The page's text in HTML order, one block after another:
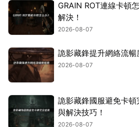
GRAIN ROT連線卡頓
解決！
2026-08-07
詭影藏鋒提升網絡流暢
2026-08-07
詭影藏鋒國服避免卡
與解決技巧！
2026-08-07